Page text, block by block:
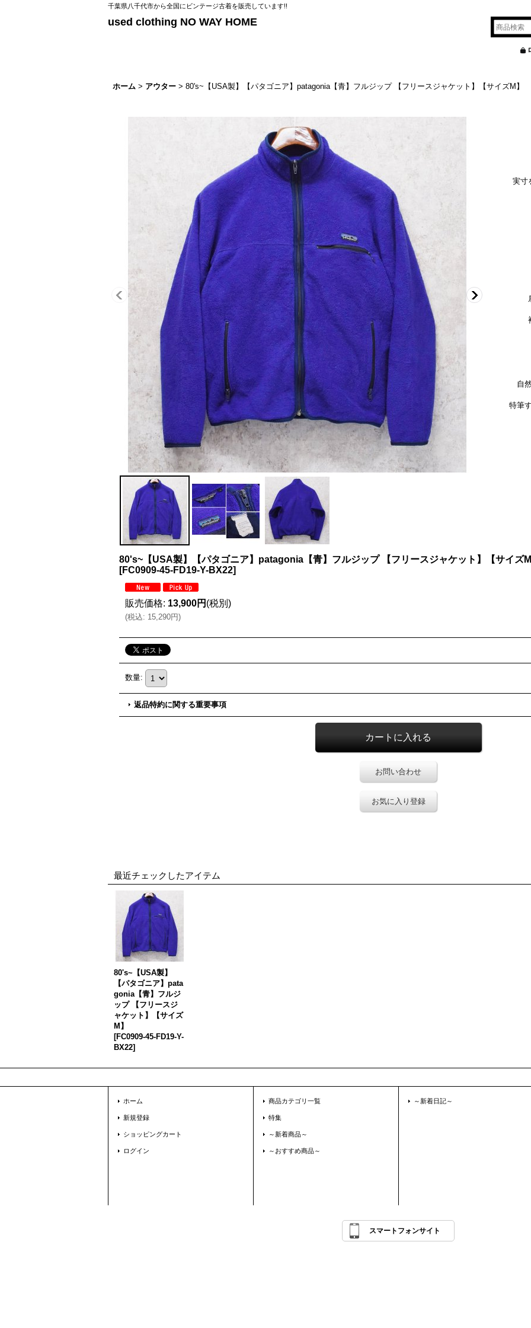
千葉県八千代市から全国にビンテージ古着を販売しています!!
used clothing NO WAY HOME
ホーム > アウター > 80's~【USA製】【パタゴニア】patagonia【青】フルジップ 【フリースジャケット】【サイズM】
実寸
袖
自
特筆
80's~【USA製】【パタゴニア】patagonia【青】フルジップ 【フリースジャケット】【サイズ
[FC0909-45-FD19-Y-BX22]
販売価格: 13,900円 (税別)
(税込: 15,290円)
数量:
返品特約に関する重要事項
お問い合わせ
お気に入り登録
最近チェックしたアイテム
80's~【USA製】
【パタゴニア】pata
gonia【青】フルジ
ップ 【フリースジ
ャケット】【サイズ
M】
[FC0909-45-FD19-Y-
BX22]
ホーム
新規登録
ショッピングカート
ログイン
商品カテゴリ一覧
特集
～新着商品～
～おすすめ商品～
～新着日記～
スマートフォンサイト